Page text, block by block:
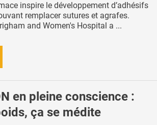
inspire le développement d’adhésifs
remplacer sutures et agrafes.
and Women's Hospital a ...
en pleine conscience :
ça se médite